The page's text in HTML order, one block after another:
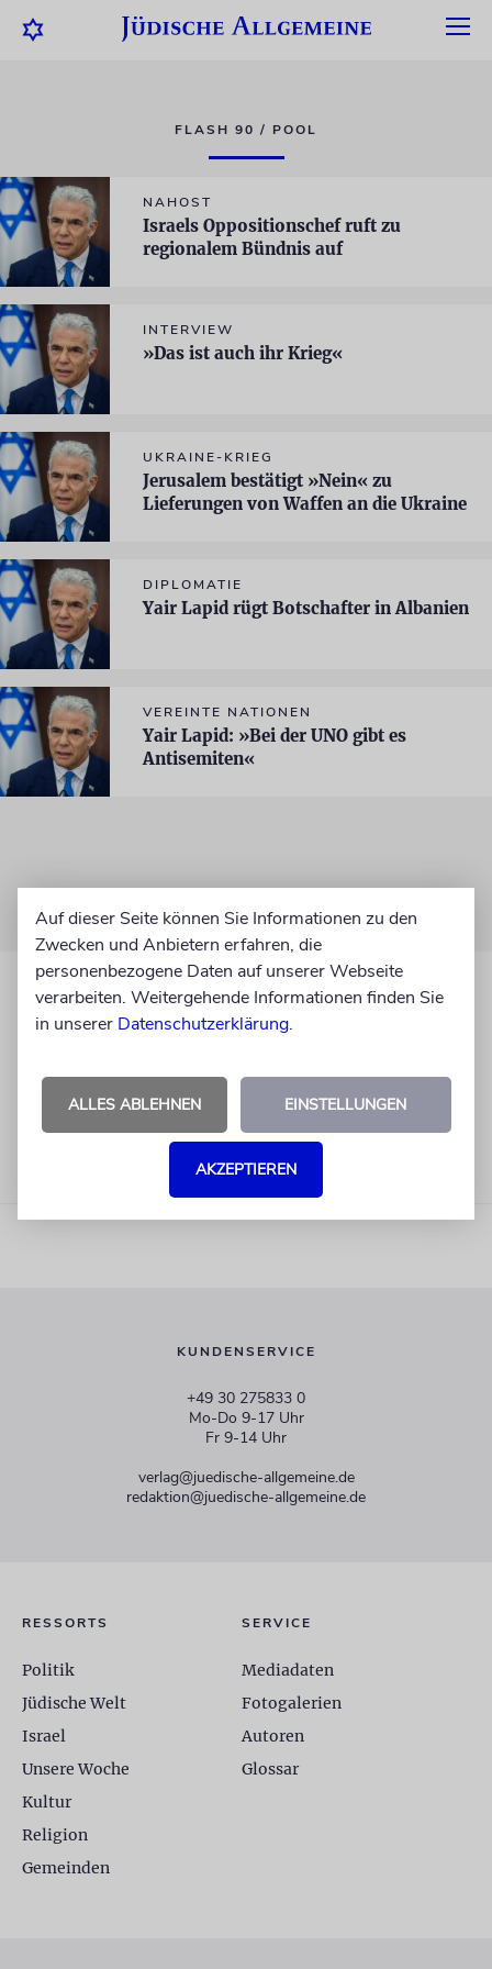
FLASH 90 / POOL
NAHOST
Israels Oppositionschef ruft zu
regionalem Bündnis auf
INTERVIEW
»Das ist auch ihr Krieg«
UKRAINE-KRIEG
Jerusalem bestätigt »Nein« zu
Lieferungen von Waffen an die Ukraine
DIPLOMATIE
Yair Lapid rügt Botschafter in Albanien
VEREINTE NATIONEN
Yair Lapid: »Bei der UNO gibt es
Antisemiten«
KUNDENSERVICE
+49 30 275833 0
Mo-Do 9-17 Uhr
Fr 9-14 Uhr
verlag@juedische-allgemeine.de
redaktion@juedische-allgemeine.de
RESSORTS
Politik
Jüdische Welt
Israel
Unsere Woche
Kultur
Religion
Gemeinden
SERVICE
Mediadaten
Fotogalerien
Autoren
Glossar
Auf dieser Seite können Sie Informationen zu den
Zwecken und Anbietern erfahren, die
personenbezogene Daten auf unserer Webseite
verarbeiten. Weitergehende Informationen finden Sie
in unserer Datenschutzerklärung.
ALLES ABLEHNEN EINSTELLUNGEN
AKZEPTIEREN